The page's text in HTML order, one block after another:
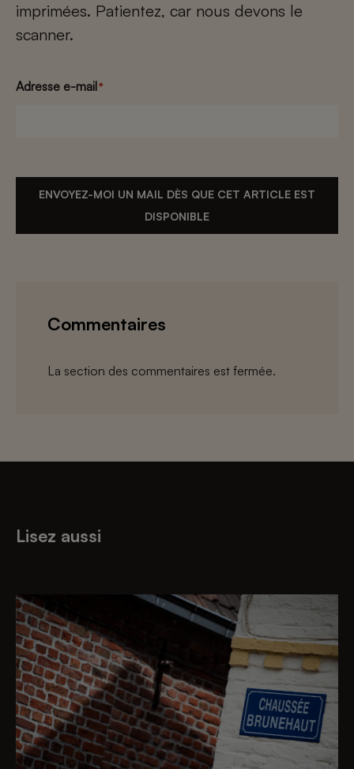
imprimées. Patientez, car nous devons le
scanner.
Adresse e-mail*
ENVOYEZ-MOI UN MAIL DÈS QUE CET ARTICLE EST
DISPONIBLE
Commentaires
La section des commentaires est fermée.
Lisez aussi